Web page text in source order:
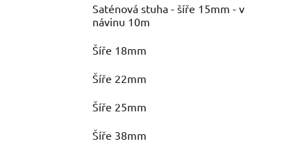
Saténová stuha - šíře 15mm - v
návinu 10m
Šíře 18mm
Šíře 22mm
Šíře 25mm
Šíře 38mm